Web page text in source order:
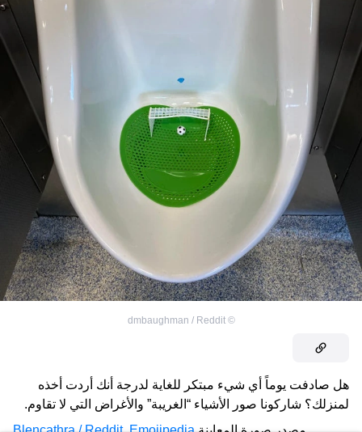
©
dmbaughman / Reddit
هل صادفت يوماً أي شيء مبتكر للغاية لدرجة أنك أردت أخذه
لمنزلك؟ شاركونا صور الأشياء “الغريبة” والأغراض التي لا تقاوم.